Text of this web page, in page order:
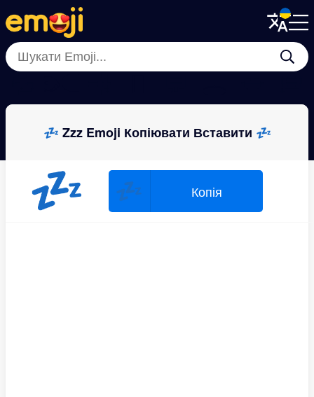
Menu
Close
Menu
Close
💤 Zzz Emoji Копіювати Вставити 💤
💤 💤 Копія